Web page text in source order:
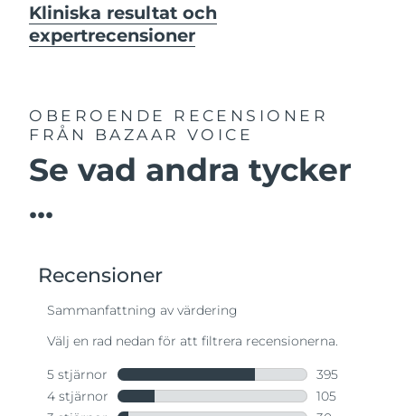
Kliniska resultat och
expertrecensioner
OBEROENDE RECENSIONER
FRÅN BAZAAR VOICE
Se vad andra tycker
...